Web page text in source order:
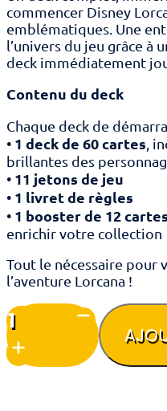
commencer Disney
emblématiques. Une
l’univers du jeu grâce à
deck immédiatement
Contenu du deck
Chaque deck de
• 1 deck de 60 cartes ,
brillantes des
• 11 jetons de jeu
• 1 livret de règles
• 1 booster de 12
enrichir votre collection
Tout le nécessaire pour
l’aventure Lorcana !
quantité
de
Lorcana
-